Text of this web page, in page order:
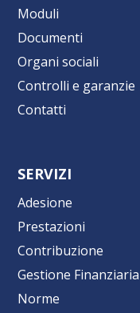
Moduli
Documenti
Organi sociali
Controlli e garanzie
Contatti
SERVIZI
Adesione
Prestazioni
Contribuzione
Gestione Finanziaria
Norme